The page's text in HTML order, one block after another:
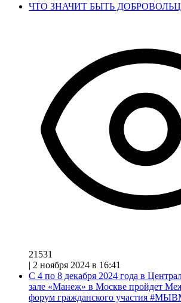
ЧТО ЗНАЧИТ БЫТЬ
21531
| 2 ноября 2024 в 16:41
С 4 по 8 декабря 2024 года в
зале «Манеж» в Москве пройдет
форум гражданского участия